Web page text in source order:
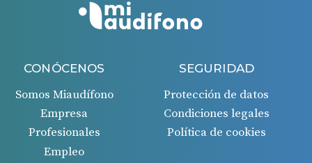
CONÓCENOS
Somos Miaudífono
Empresa
Profesionales
Empleo
SEGURIDAD
Protección de datos
Condiciones legales
Política de cookies